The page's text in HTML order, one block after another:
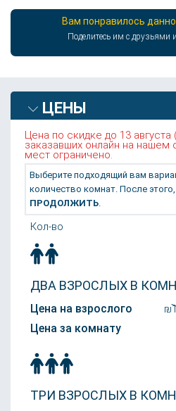
Вам понравилось
Поделитесь им с друзьями
ЦЕНЫ
Цена по скидке до 13 августа
заказавших онлайн на нашем
мест ограничено.
Выберите подходящий вам
количество комнат. После
ПРОДОЛЖИТЬ.
Кол-во
ДВА ВЗРОСЛЫХ В
Цена на взрослого
Цена за комнату
ТРИ ВЗРОСЛЫХ В